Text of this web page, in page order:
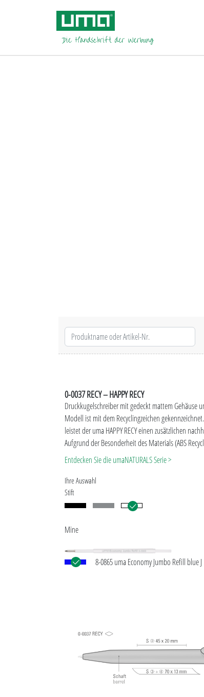
0-0037 RECY – HAPPY RECY
Druckkugelschreiber mit gedeckt mattem Gehäuse
Modell ist mit dem Recyclingzeichen
leistet der uma HAPPY RECY einen zusätzlichen
Aufgrund der Besonderheit des Materials (ABS
Farbschwankungen gegeben.
Entdecken Sie die umaNATURALS Serie >
Ihre Auswahl
Stift
Mine
8-0865 uma Economy Jumbo Refill blue